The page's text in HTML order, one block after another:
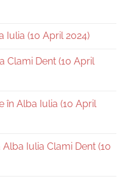
Iulia (10 April 2024)
Clami Dent (10 April
în Alba Iulia (10 April
Iulia Clami Dent (10